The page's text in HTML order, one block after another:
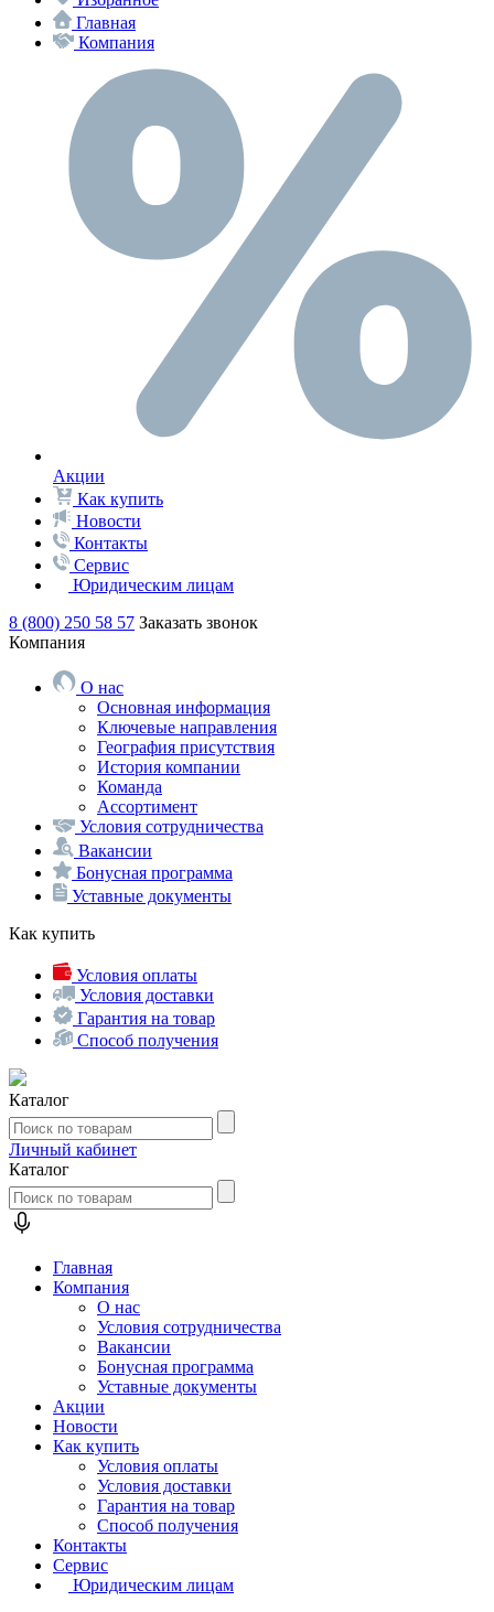
Главная
Компания
Акции
Как купить
Новости
Контакты
Сервис
Юридическим лицам
8 (800) 250 58 57 Заказать звонок
Компания
О нас
Основная информация
Ключевые направления
География присутствия
История компании
Команда
Ассортимент
Условия сотрудничества
Вакансии
Бонусная программа
Уставные документы
Как купить
Условия оплаты
Условия доставки
Гарантия на товар
Способ получения
Каталог
Личный кабинет
Каталог
Главная
Компания
О нас
Условия сотрудничества
Вакансии
Бонусная программа
Уставные документы
Акции
Новости
Как купить
Условия оплаты
Условия доставки
Гарантия на товар
Способ получения
Контакты
Сервис
Юридическим лицам